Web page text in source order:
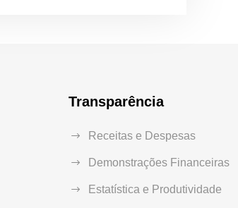
Transparência
Receitas e Despesas
Demonstrações Financeiras
Estatística e Produtividade